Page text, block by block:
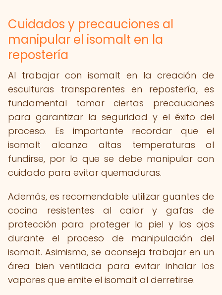
Cuidados y precauciones al
manipular el isomalt en la
repostería
Al trabajar con isomalt en la creación de
esculturas transparentes en repostería, es
fundamental tomar ciertas precauciones
para garantizar la seguridad y el éxito del
proceso. Es importante recordar que el
isomalt alcanza altas temperaturas al
fundirse, por lo que se debe manipular con
cuidado para evitar quemaduras.
Además, es recomendable utilizar guantes de
cocina resistentes al calor y gafas de
protección para proteger la piel y los ojos
durante el proceso de manipulación del
isomalt. Asimismo, se aconseja trabajar en un
área bien ventilada para evitar inhalar los
vapores que emite el isomalt al derretirse.